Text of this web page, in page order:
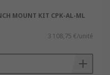
:
câbles
MOUNT KIT CPK-AL-ML
3 108,75 €/unité